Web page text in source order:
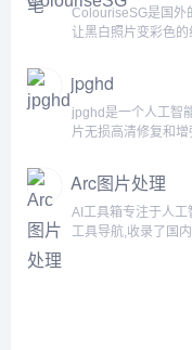
物、物体和杂物。它
JPEG、JPG、PNG
图像结构，根据周围
模式和相似性移除不
对象，让您轻松处理
ColouriseSG是国外
让黑白照片变彩色的
络，让机器能够自动
白相片每个部分并进
着色，让这些四、五
是由新加坡技术部门
GovTech Singapore
初黑...
jpghd
jpghd是一个人工智
片无损高清修复和增
片上色和魔法动态照
可以在这个网站上上
老照片，选择您想要
能，比如修复、上色
Arc图片处理
AI工具箱专注于人工
工具导航,收录了国